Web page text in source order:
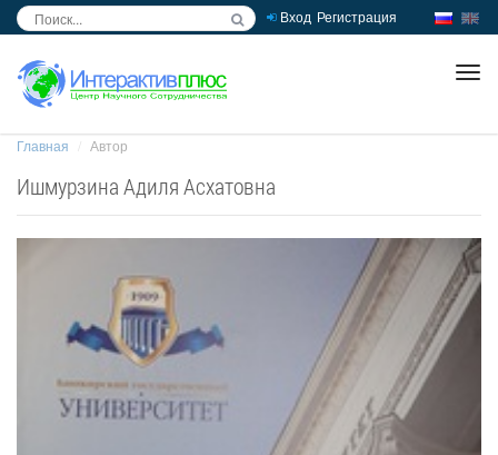
Вход Регистрация
Главная Автор
Ишмурзина Адиля Асхатовна